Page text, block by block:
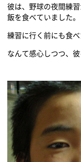
彼は、野球の夜間練
飯を食べていました。
練習に行く前にも食
なんて感心しつつ、